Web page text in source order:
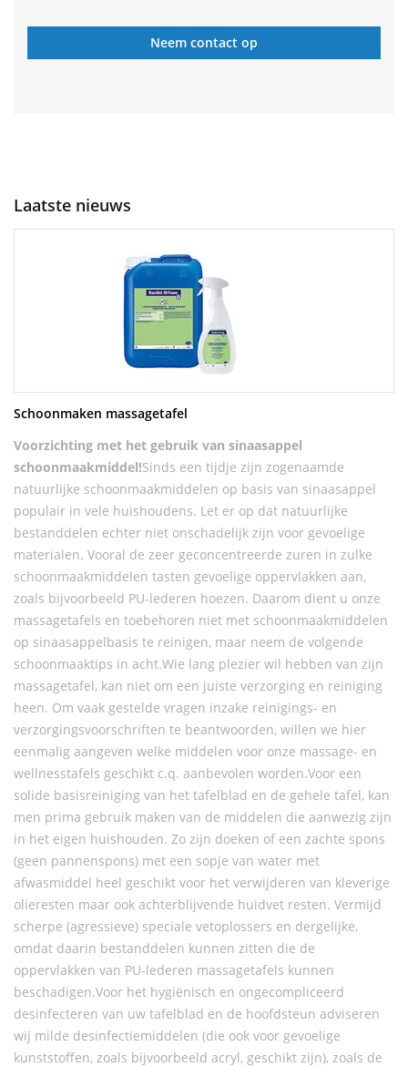
Neem contact op
Laatste nieuws
Schoonmaken massagetafel
Voorzichting met het gebruik van sinaasappel
schoonmaakmiddel!Sinds een tijdje zijn zogenaamde
natuurlijke schoonmaakmiddelen op basis van sinaasappel
populair in vele huishoudens. Let er op dat natuurlijke
bestanddelen echter niet onschadelijk zijn voor gevoelige
materialen. Vooral de zeer geconcentreerde zuren in zulke
schoonmaakmiddelen tasten gevoelige oppervlakken aan,
zoals bijvoorbeeld PU-lederen hoezen. Daarom dient u onze
massagetafels en toebehoren niet met schoonmaakmiddelen
op sinaasappelbasis te reinigen, maar neem de volgende
schoonmaaktips in acht.Wie lang plezier wil hebben van zijn
massagetafel, kan niet om een juiste verzorging en reiniging
heen. Om vaak gestelde vragen inzake reinigings- en
verzorgingsvoorschriften te beantwoorden, willen we hier
eenmalig aangeven welke middelen voor onze massage- en
wellnesstafels geschikt c.q. aanbevolen worden.Voor een
solide basisreiniging van het tafelblad en de gehele tafel, kan
men prima gebruik maken van de middelen die aanwezig zijn
in het eigen huishouden. Zo zijn doeken of een zachte spons
(geen pannenspons) met een sopje van water met
afwasmiddel heel geschikt voor het verwijderen van kleverige
olieresten maar ook achterblijvende huidvet resten. Vermijd
scherpe (agressieve) speciale vetoplossers en dergelijke,
omdat daarin bestanddelen kunnen zitten die de
oppervlakken van PU-lederen massagetafels kunnen
beschadigen.Voor het hygiënisch en ongecompliceerd
desinfecteren van uw tafelblad en de hoofdsteun adviseren
wij milde desinfectiemiddelen (die ook voor gevoelige
kunststoffen, zoals bijvoorbeeld acryl, geschikt zijn), zoals de